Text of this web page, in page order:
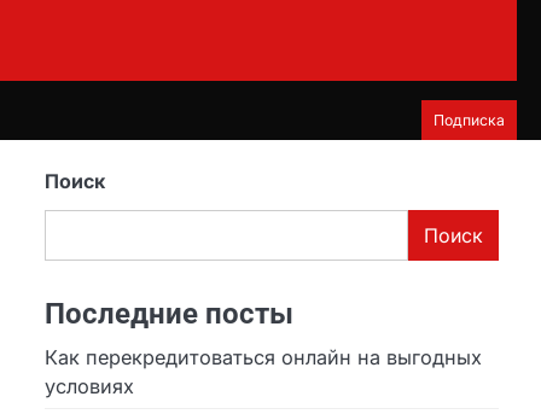
Подписка
Поиск
Поиск
Последние посты
Как перекредитоваться онлайн на выгодных
условиях